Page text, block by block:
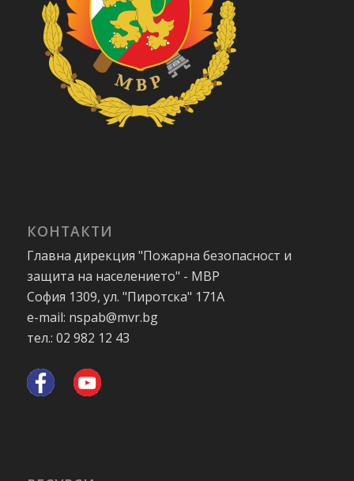
КОНТАКТИ
Главна дирекция "Пожарна безопасност и
защита на населението" - МВР
София 1309, ул. "Пиротска" 171А
e-mail: nspab@mvr.bg
тел.: 02 982 12 43